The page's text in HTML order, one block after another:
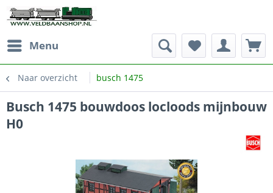
Menu
Naar overzicht busch 1475
Busch 1475 bouwdoos locloods mijnbouw
H0